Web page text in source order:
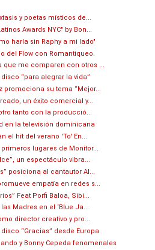
y poetas místicos de...
Awards NYC" by Bon...
haría sin Raphy a mi lado"
del Flow con Romantiqueo.
que me comparen con otros ...
“para alegrar la vida”
promociona su tema “Mejor...
un éxito comercial y...
tanto con la producció...
en la televisión dominicana
el hit del verano 'To' En...
lugares de Monitor...
un espectáculo vibra...
posiciona al cantautor Al...
empatía en redes s...
Feat Porfi Baloa, Sibi...
Madres en el ‘Blue Ja...
director creativo y pro...
“Gracias” desde Europa
y Bonny Cepeda fenomenales